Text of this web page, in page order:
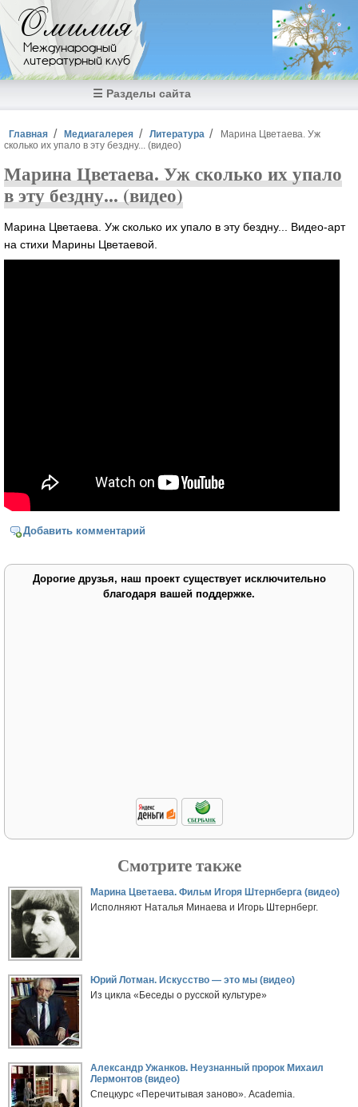
Перейти к основному содержанию
Омилия
Международный
литературный клуб
☰ Разделы сайта
Вы здесь
Главная Медиагалерея Литература
Марина Цветаева. Уж
сколько их упало в эту бездну... (видео)
Марина Цветаева. Уж сколько их упало
в эту бездну... (видео)
Марина Цветаева. Уж сколько их упало в эту бездну... Видео-арт
на стихи Марины Цветаевой.
Добавить комментарий
Дорогие друзья, наш проект существует исключительно
благодаря вашей поддержке.
Смотрите также
Марина Цветаева. Фильм Игоря Штернберга (видео)
Исполняют Наталья Минаева и Игорь Штернберг.
Юрий Лотман. Искусство — это мы (видео)
Из цикла «Беседы о русской культуре»
Александр Ужанков. Неузнанный пророк Михаил
Лермонтов (видео)
Спецкурс «Перечитывая заново». Academia.